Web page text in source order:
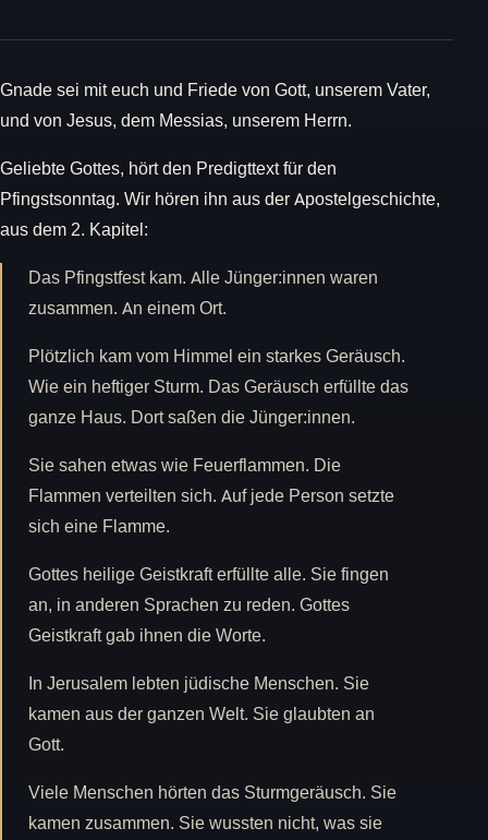
Gnade sei mit euch und Friede von Gott, unserem Vater,
und von Jesus, dem Messias, unserem Herrn.
Geliebte Gottes, hört den Predigttext für den
Pfingstsonntag. Wir hören ihn aus der Apostelgeschichte,
aus dem 2. Kapitel:
Das Pfingstfest kam. Alle Jünger:innen waren
zusammen. An einem Ort.
Plötzlich kam vom Himmel ein starkes Geräusch.
Wie ein heftiger Sturm. Das Geräusch erfüllte das
ganze Haus. Dort saßen die Jünger:innen.
Sie sahen etwas wie Feuerflammen. Die
Flammen verteilten sich. Auf jede Person setzte
sich eine Flamme.
Gottes heilige Geistkraft erfüllte alle. Sie fingen
an, in anderen Sprachen zu reden. Gottes
Geistkraft gab ihnen die Worte.
In Jerusalem lebten jüdische Menschen. Sie
kamen aus der ganzen Welt. Sie glaubten an
Gott.
Viele Menschen hörten das Sturmgeräusch. Sie
kamen zusammen. Sie wussten nicht, was sie